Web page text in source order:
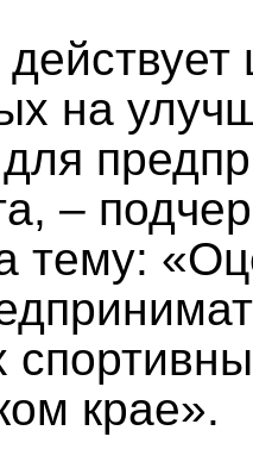
на
–
тему:
крае».